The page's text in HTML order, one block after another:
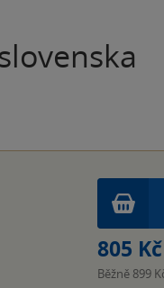
805 Kč
Běžně 899